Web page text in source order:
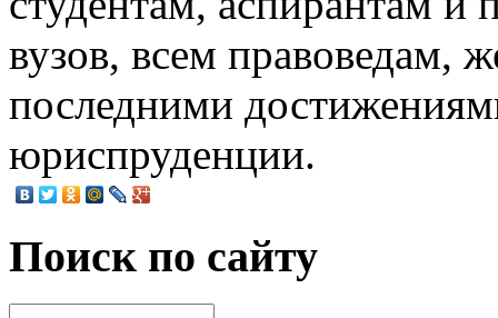
вузов, всем правоведам,
последними
юриспруденции.
Поиск по сайту